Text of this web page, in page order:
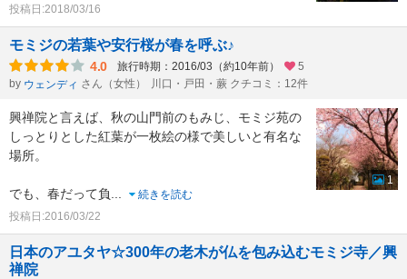
投稿日:2018/03/16
モミジの若葉や安行桜が春を呼ぶ♪
4.0 旅行時期：2016/03（約10年前）
5
by ウェンディ さん（女性） 川口・戸田・蕨 クチコミ：12件
興禅院と言えば、秋の山門前のもみじ、モミジ苑の
しっとりとした紅葉が一枚絵の様で美しいと有名な
場所。
でも、春だって負
続きを読む
投稿日:2016/03/22
1
日本のアユタヤ☆300年の老木が仏を包み込むモミジ寺／興
禅院